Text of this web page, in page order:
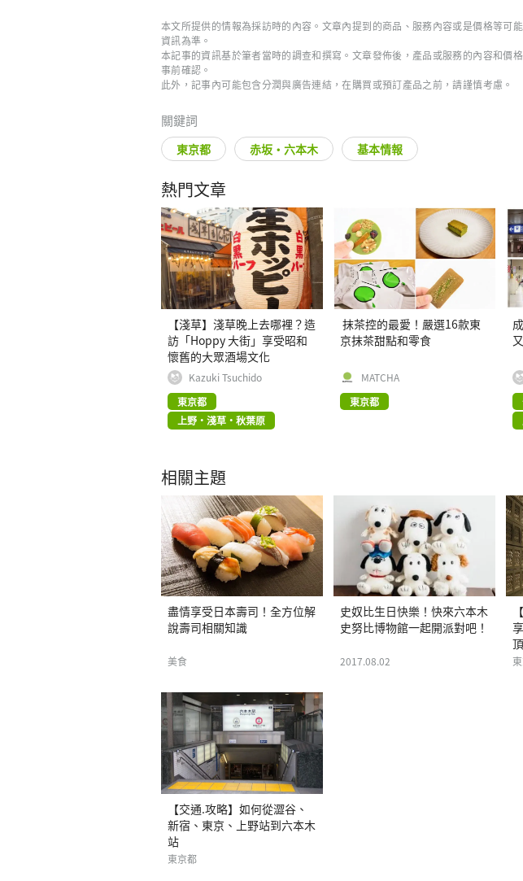
本文所提供的情報為採訪時的內容。文章內提到的商品、服務內容或是價格等可
資訊為準。
本記事的資訊基於筆者當時的調查和撰寫。文章發佈後，產品或服務的內容和價
事前確認。
此外，記事內可能包含分潤與廣告連結，在購買或預訂產品之前，請謹慎考慮。
關鍵詞
東京都 赤坂・六本木 基本情報
熱門文章
【淺草】淺草晚上去哪裡？造
訪「Hoppy 大街」享受昭和
懷舊的大眾酒場文化
Kazuki Tsuchido
東京都
上野・淺草・秋葉原
抹茶控的最愛！嚴選16款東
京抹茶甜點和零食
MATCHA
東京都
相關主題
盡情享受日本壽司！全方位解
說壽司相關知識
美食
史奴比生日快樂！快來六本木
史努比博物館一起開派對吧！
2017.08.02
【交通.攻略】如何從澀谷、
新宿、東京、上野站到六本木
站
東京都